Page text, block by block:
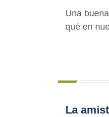
Una
qué en
La